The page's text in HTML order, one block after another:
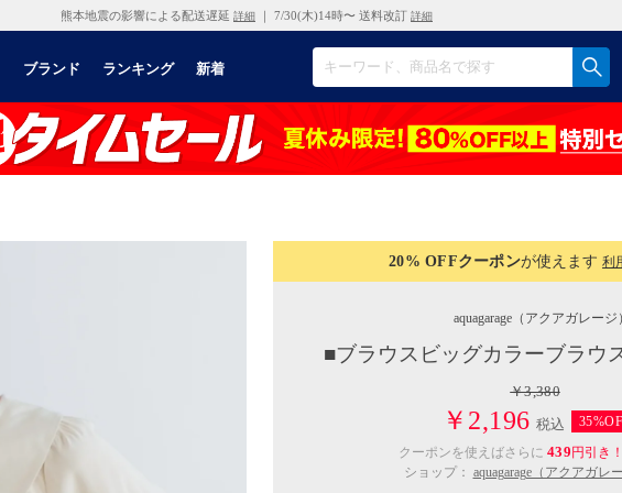
熊本地震の影響による配送遅延 詳細 ｜ 7/30(木)14時〜 送料改訂 詳細
ブランド ランキング 新着
20% OFFクーポンが使えます 利
aquagarage（アクアガレージ）
■ブラウスビッグカラーブラウ
￥3,380
￥2,196 税込
クーポンを使えばさらに439円引き！
ショップ： aquagarage（アクアガレ